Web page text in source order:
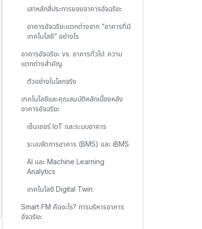
เสาหลักสี่ประการของอาคารอัจฉริยะ
อาคารอัจฉริยะแตกต่างจาก “อาคารที่มี
เทคโนโลยี” อย่างไร
อาคารอัจฉริยะ vs. อาคารทั่วไป: ความ
แตกต่างสำคัญ
ตัวอย่างในโลกจริง
เทคโนโลยีและคุณสมบัติหลักเบื้องหลัง
อาคารอัจฉริยะ
เซ็นเซอร์ IoT และระบบอาคาร
ระบบจัดการอาคาร (BMS) และ iBMS
AI และ Machine Learning
Analytics
เทคโนโลยี Digital Twin
Smart FM คืออะไร? การบริหารอาคาร
อัจฉริยะ